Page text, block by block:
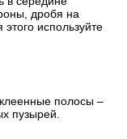
дробя на
используйте
полосы –
пузырей.